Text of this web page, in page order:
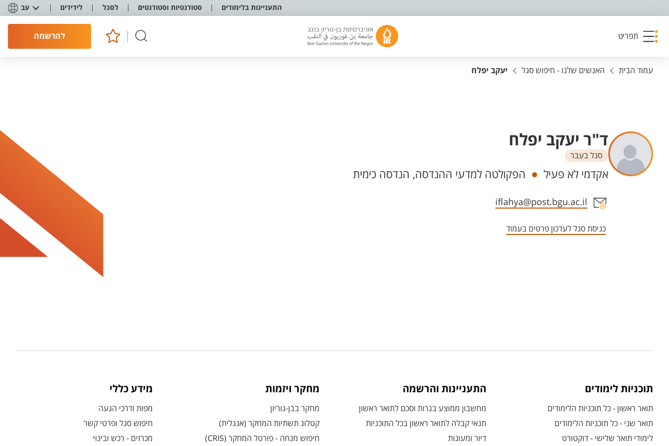
התעניינות בלימודים סטודנטיות וסטודנטים לסגל לידידים עב
תפריט להרשמה
עמוד הבית האנשים שלנו - חיפוש סגל יעקב יפלח
ד"ר יעקב יפלח
סגל בעבר
יחידות
אקדמי לא פעיל הפקולטה למדעי ההנדסה, הנדסה כימית
אזור צור קשר עם איש הסגל
iflahya@post.bgu.ac.il
כניסת סגל לעדכון פרטים בעמוד
תוכניות לימודים
תואר ראשון - כל תוכניות הלימודים
תואר שני - כל תוכניות הלימודים
לימודי תואר שלישי - דוקטורט
התעניינות והרשמה
מחשבון ממוצע בגרות וסכם לתואר ראשון
תנאי קבלה לתואר ראשון בכל התוכניות
דיור ומעונות
מחקר ויזמות
מחקר בבן-גוריון
קטלוג תשתיות המחקר (אנגלית)
חיפוש מנחה - פורטל המחקר (CRIS)
מידע כללי
מפות ודרכי הגעה
חיפוש סגל ופרטי קשר
מכרזים - רכש ובינוי